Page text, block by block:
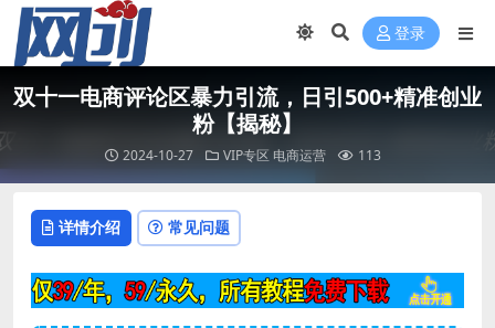
登录
双十一电商评论区暴力引流，日引500+精准创业
粉【揭秘】
2024-10-27 VIP专区 电商运营 113
详情介绍 常见问题